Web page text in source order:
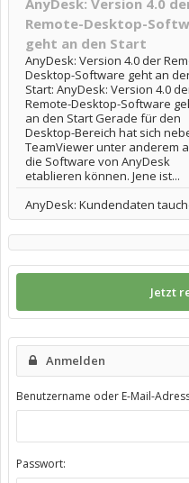
AnyDesk: Version 4.0
Remote-Desktop-
geht an den Start
AnyDesk: Version 4.0 der
Desktop-Software geht an
Start: AnyDesk: Version 4.0
Remote-Desktop-Software
an den Start Gerade für den
Desktop-Bereich hat sich
TeamViewer unter anderem
die Software von AnyDesk
etablieren können. Jene ist...
AnyDesk: Kundendaten
Jetzt
Anmelden
Benutzername oder E-Mail-
Passwort: